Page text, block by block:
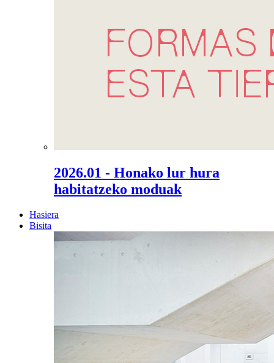
2026.01 - Honako lur hura
habitatzeko moduak
Hasiera
Bisita